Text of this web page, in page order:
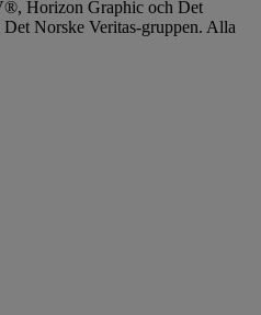
Horizon Graphic och Det
Norske Veritas-gruppen. Alla